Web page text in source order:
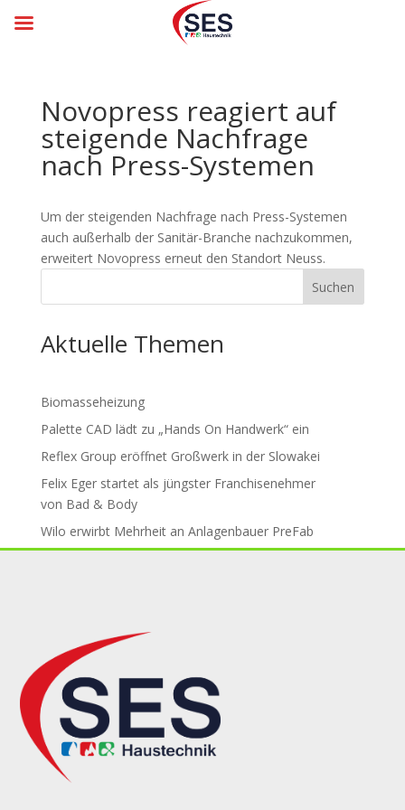
Novopress reagiert auf
stei­gen­de Nach­frage
nach Press-Sys­temen
Um der stei­gen­den Nach­frage nach Press-Sys­te­men
auch außer­halb der Sani­tär-Bran­che nach­zu­kom­men,
er­wei­tert Novo­press erneut den Stand­ort Neuss.
Suchen
Aktuelle Themen
Biomasseheizung
Palette CAD lädt zu „Hands On Handwerk“ ein
Reflex Group er­öff­net Groß­werk in der Slo­wa­kei
Felix Eger startet als jüngster Fran­chise­neh­mer
von Bad & Body
Wilo erwirbt Mehr­heit an An­la­gen­bau­er PreFab